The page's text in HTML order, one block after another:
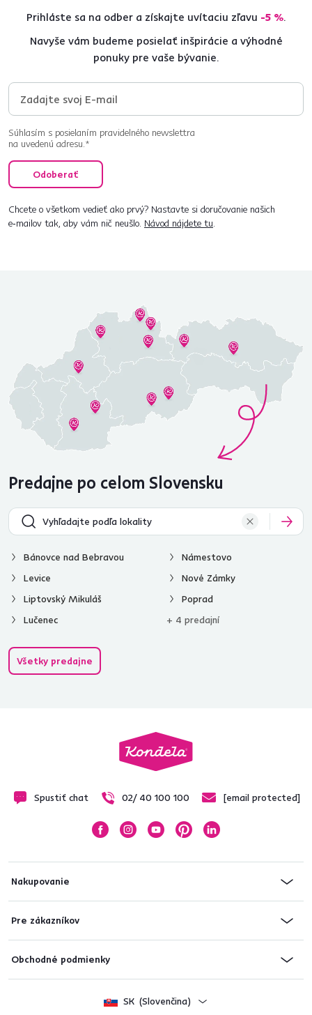
Prihláste sa na odber a získajte uvítaciu zľavu -5 %.
Navyše vám budeme posielať inšpirácie a výhodné
ponuky pre vaše bývanie.
Súhlasím s posielaním pravidelného newslettra
na uvedenú adresu.*
Odoberať
Chcete o všetkom vedieť ako prvý? Nastavte si doručovanie našich
e‑mailov tak, aby vám nič neušlo. Návod nájdete tu.
Predajne po celom Slovensku
Bánovce nad Bebravou
Levice
Liptovský Mikuláš
Lučenec
Námestovo
Nové Zámky
Poprad
+ 4 predajní
Všetky predajne
Spustiť chat 02/ 40 100 100 [email protected]
Nakupovanie
Pre zákazníkov
Obchodné podmienky
SK (Slovenčina)